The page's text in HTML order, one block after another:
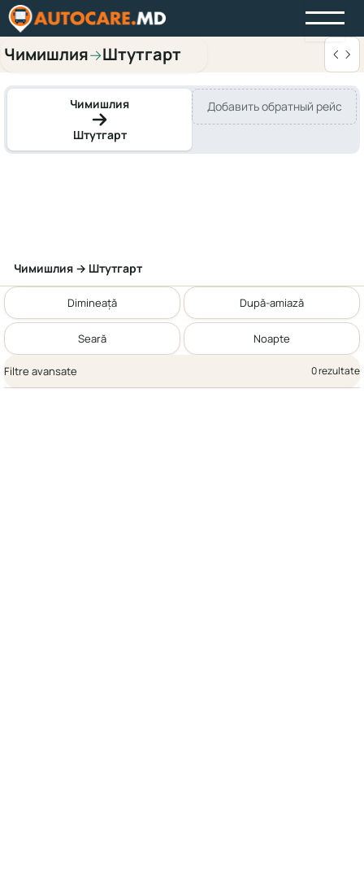
Чимишлия→Штутгарт
Чимишлия
Штутгарт
Добавить обратный рейс
Чимишлия → Штутгарт
Dimineață După-amiază
Seară Noapte
Filtre avansate 0 rezultate